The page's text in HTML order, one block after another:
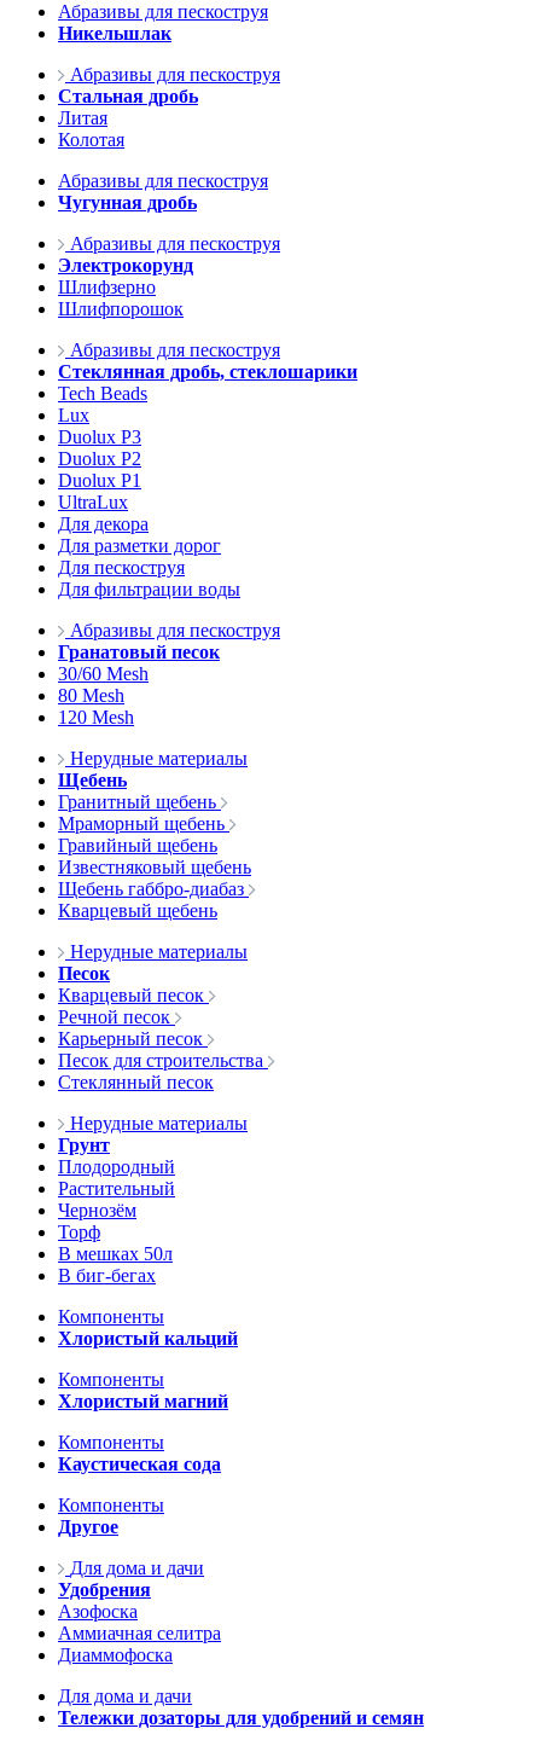
Абразивы для пескоструя
Никельшлак
Абразивы для пескоструя
Стальная дробь
Литая
Колотая
Абразивы для пескоструя
Чугунная дробь
Абразивы для пескоструя
Электрокорунд
Шлифзерно
Шлифпорошок
Абразивы для пескоструя
Стеклянная дробь, стеклошарики
Tech Beads
Lux
Duolux P3
Duolux P2
Duolux P1
UltraLux
Для декора
Для разметки дорог
Для пескоструя
Для фильтрации воды
Абразивы для пескоструя
Гранатовый песок
30/60 Mesh
80 Mesh
120 Mesh
Нерудные материалы
Щебень
Гранитный щебень
Мраморный щебень
Гравийный щебень
Известняковый щебень
Щебень габбро-диабаз
Кварцевый щебень
Нерудные материалы
Песок
Кварцевый песок
Речной песок
Карьерный песок
Песок для строительства
Стеклянный песок
Нерудные материалы
Грунт
Плодородный
Растительный
Чернозём
Торф
В мешках 50л
В биг-бегах
Компоненты
Хлористый кальций
Компоненты
Хлористый магний
Компоненты
Каустическая сода
Компоненты
Другое
Для дома и дачи
Удобрения
Азофоска
Аммиачная селитра
Диаммофоска
Для дома и дачи
Тележки дозаторы для удобрений и семян